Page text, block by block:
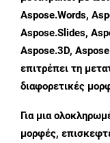
Aspose.Words,
Aspose.Slides,
Aspose.3D,
επιτρέπει τη
διαφορετικές
Για μια
μορφές,